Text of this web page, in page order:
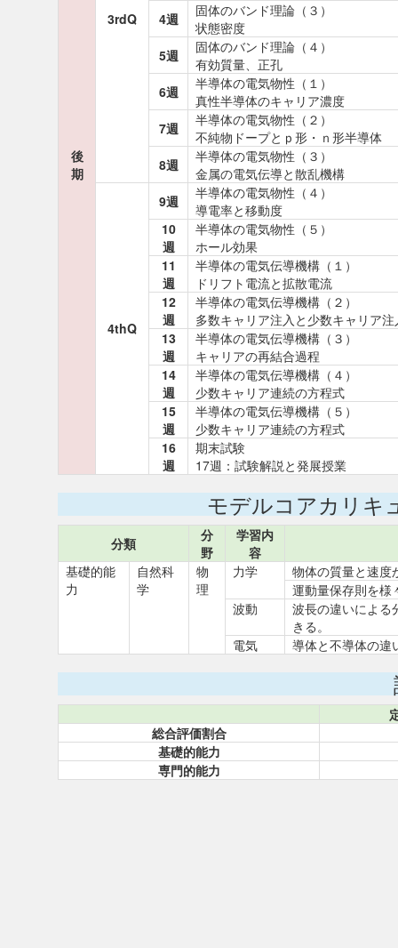
後
期
3rdQ 4週
固体のバンド理論（３）
状態密度
5週
固体のバンド理論（４）
有効質量、正孔
6週
半導体の電気物性（１）
真性半導体のキャリア濃度
7週
半導体の電気物性（２）
不純物ドープとｐ形・ｎ形半導体
8週
半導体の電気物性（３）
金属の電気伝導と散乱機構
4thQ
9週
半導体の電気物性（４）
導電率と移動度
10
週
半導体の電気物性（５）
ホール効果
11
週
半導体の電気伝導機構（１）
ドリフト電流と拡散電流
12
週
半導体の電気伝導機構（２）
多数キャリア注入と少数キャリア注
13
週
半導体の電気伝導機構（３）
キャリアの再結合過程
14
週
半導体の電気伝導機構（４）
少数キャリア連続の方程式
15
週
半導体の電気伝導機構（５）
少数キャリア連続の方程式
16
週
期末試験
17週：試験解説と発展授業
モデルコアカリキ
分類
分
野
学習内
容
基礎的能
力
自然科
学
物
理
力学
物体の質量と速度
運動量保存則を様
波動
波長の違いによる
きる。
電気
導体と不導体の違
総合評価割合
基礎的能力
専門的能力